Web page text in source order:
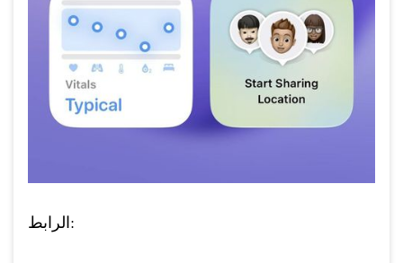
الرابط: